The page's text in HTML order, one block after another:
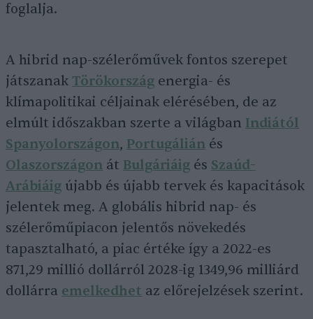
foglalja.
A hibrid nap-szélerőművek fontos szerepet
játszanak Törökország energia- és
klímapolitikai céljainak elérésében, de az
elmúlt időszakban szerte a világban Indiától
Spanyolországon, Portugálián és
Olaszországon át Bulgáriáig és Szaúd-
Arábiáig újabb és újabb tervek és kapacitások
jelentek meg. A globális hibrid nap- és
szélerőműpiacon jelentős növekedés
tapasztalható, a piac értéke így a 2022-es
871,29 millió dollárról 2028-ig 1349,96 milliárd
dollárra emelkedhet az előrejelzések szerint.